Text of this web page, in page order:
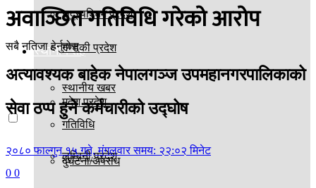
सुदूरपश्चिम प्रदेश
स्थानीय तह
स्थानीय खबर
गतिविधि
दुर्घटना/अपराध
गण्डकी प्रदेश
मदेश प्रदेश
लुम्बिनी प्रदेश
सबै नतिजा हेर्नुहोस्
अवाञ्छित गतिविधि गरेको आरोप
अत्यावश्यक बाहेक नेपालगञ्ज उपमहानगरपालिकाको
सेवा ठप्प हुने कर्मचारीको उद्घोष
२०८० फाल्गुन १५ गते, मंगलवार समय: २२:०२ मिनेट
0 0